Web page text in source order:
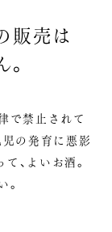
販売は
で禁止されて
児の発育に悪影
、よいお酒。
。